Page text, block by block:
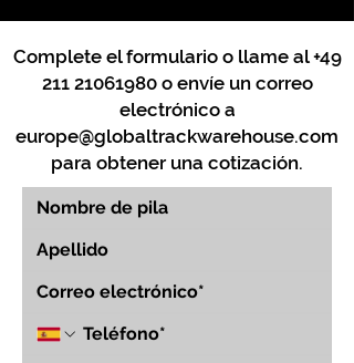
Complete el formulario o llame al+49
211 21061980o envíe un correo
electrónico a
europe@globaltrackwarehouse.com
para obtener una cotización.